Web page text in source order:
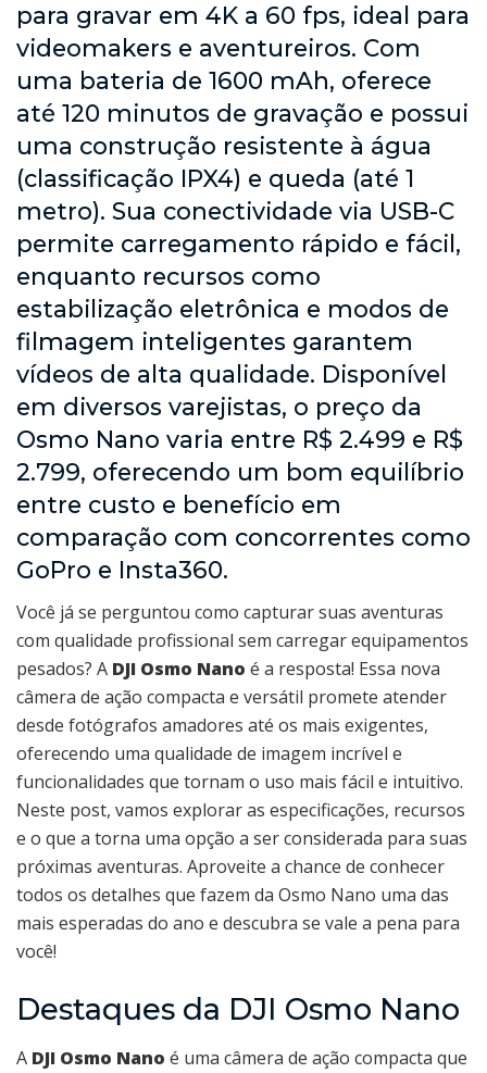
para gravar em 4K a 60 fps, ideal para
videomakers e aventureiros. Com
uma bateria de 1600 mAh, oferece
até 120 minutos de gravação e possui
uma construção resistente à água
(classificação IPX4) e queda (até 1
metro). Sua conectividade via USB-C
permite carregamento rápido e fácil,
enquanto recursos como
estabilização eletrônica e modos de
filmagem inteligentes garantem
vídeos de alta qualidade. Disponível
em diversos varejistas, o preço da
Osmo Nano varia entre R$ 2.499 e R$
2.799, oferecendo um bom equilíbrio
entre custo e benefício em
comparação com concorrentes como
GoPro e Insta360.
Você já se perguntou como capturar suas aventuras
com qualidade profissional sem carregar equipamentos
pesados? A DJI Osmo Nano é a resposta! Essa nova
câmera de ação compacta e versátil promete atender
desde fotógrafos amadores até os mais exigentes,
oferecendo uma qualidade de imagem incrível e
funcionalidades que tornam o uso mais fácil e intuitivo.
Neste post, vamos explorar as especificações, recursos
e o que a torna uma opção a ser considerada para suas
próximas aventuras. Aproveite a chance de conhecer
todos os detalhes que fazem da Osmo Nano uma das
mais esperadas do ano e descubra se vale a pena para
você!
Destaques da DJI Osmo Nano
A DJI Osmo Nano é uma câmera de ação compacta que